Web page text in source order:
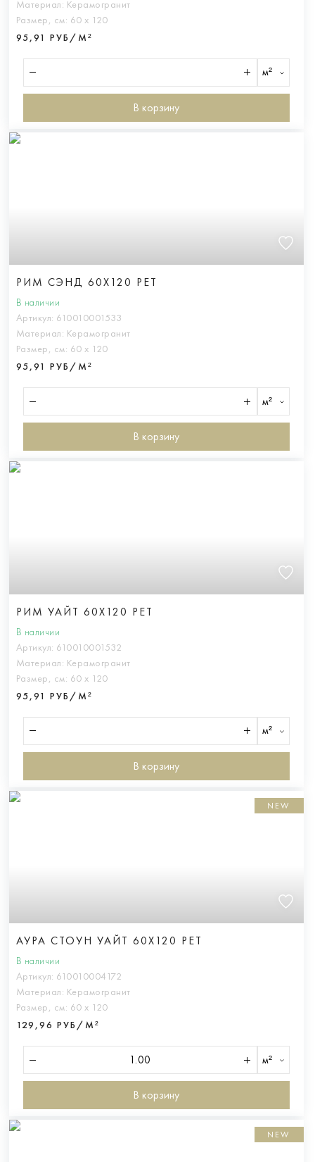
Материал: Керамогранит
Размер, см: 60 х 120
95,91 РУБ/М²
м²
В корзину
РИМ СЭНД 60X120 РЕТ
В наличии
Артикул: 610010001533
Материал: Керамогранит
Размер, см: 60 х 120
95,91 РУБ/М²
м²
В корзину
РИМ УАЙТ 60X120 РЕТ
В наличии
Артикул: 610010001532
Материал: Керамогранит
Размер, см: 60 х 120
95,91 РУБ/М²
м²
В корзину
NEW
АУРА СТОУН УАЙТ 60X120 РЕТ
В наличии
Артикул: 610010004172
Материал: Керамогранит
Размер, см: 60 х 120
129,96 РУБ/М²
м²
В корзину
NEW